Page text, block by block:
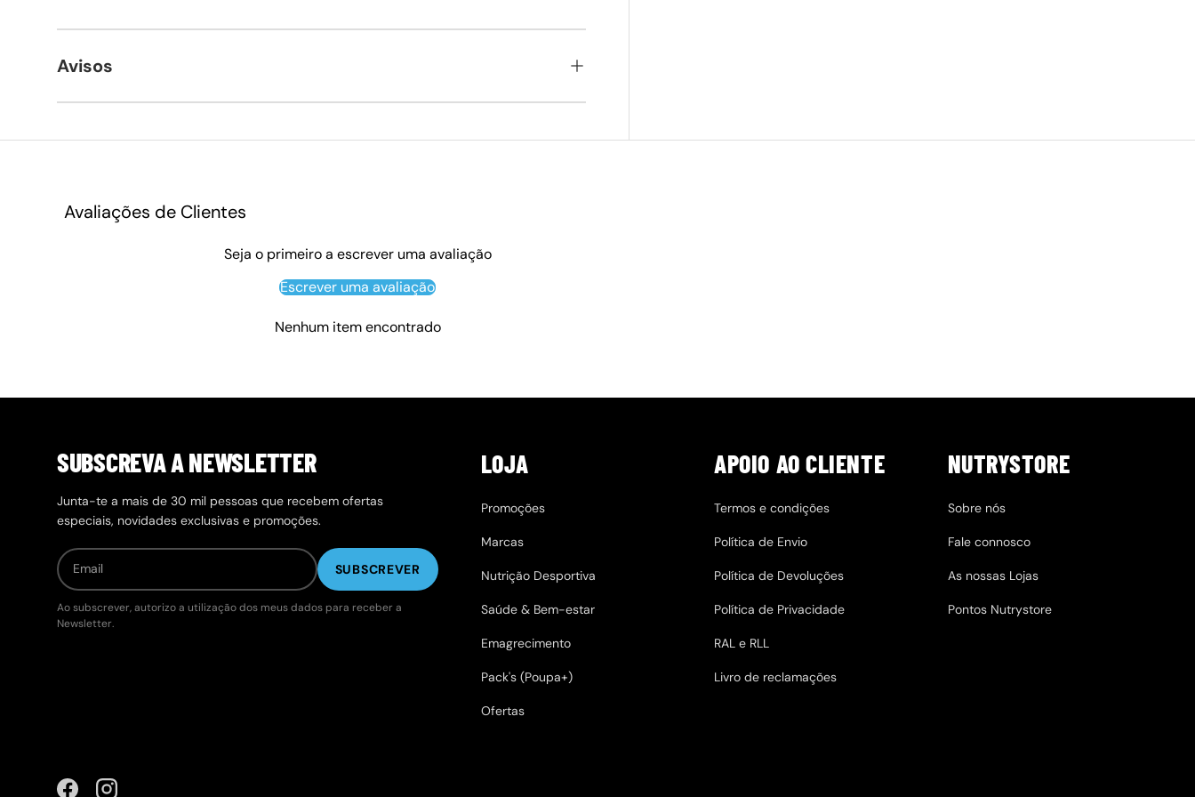
Avisos
Avaliações de Clientes
Seja o primeiro a escrever uma avaliação
Escrever uma avaliação
Nenhum item encontrado
SUBSCREVA A NEWSLETTER
Junta-te a mais de 30 mil pessoas que recebem ofertas
especiais, novidades exclusivas e promoções.
SUBSCREVER
Ao subscrever, autorizo a utilização dos meus dados para receber a
Newsletter.
LOJA
Promoções
Marcas
Nutrição Desportiva
Saúde & Bem-estar
Emagrecimento
Pack's (Poupa+)
Ofertas
APOIO AO CLIENTE
Termos e condições
Política de Envio
Política de Devoluções
Política de Privacidade
RAL e RLL
Livro de reclamações
NUTRYSTORE
Sobre nós
Fale connosco
As nossas Lojas
Pontos Nutrystore